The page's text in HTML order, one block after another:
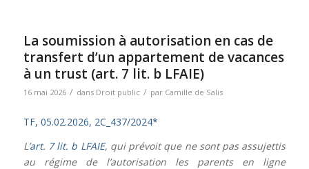
La soumission à autorisation en cas de
transfert d’un appartement de vacances
à un trust (art. 7 lit. b LFAIE)
16 mai 2026 / dans Droit public / par Camille de Salis
TF, 05.02.2026, 2C_437/2024*
L’ art. 7 lit. b LFAIE, qui prévoit que ne sont pas assujettis
au régime de l’autorisation les parents en ligne